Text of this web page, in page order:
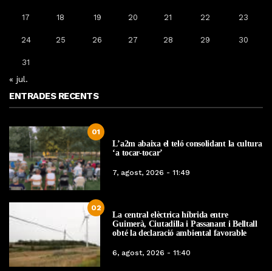
17 18 19 20 21 22 23
24 25 26 27 28 29 30
31
« jul.
ENTRADES RECENTS
01
L’a2m abaixa el teló consolidant la cultura
‘a tocar-tocar’
7, agost, 2026 - 11:49
02
La central elèctrica híbrida entre
Guimerà, Ciutadilla i Passanant i Belltall
obté la declaració ambiental favorable
6, agost, 2026 - 11:40